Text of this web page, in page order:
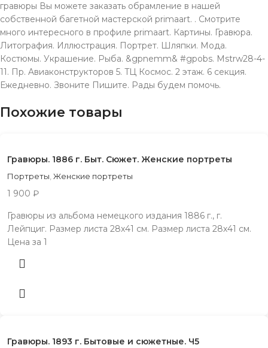
гравюры Вы можете заказать обрамление в нашей
собственной багетной мастерской primaart. . Смотрите
много интересного в профиле primaart. Картины. Гравюра.
Литография. Иллюстрация. Портрет. Шляпки. Мода.
Костюмы. Украшение. Рыба. &gpnemm& #gpobs. Mstrw28-4-
11. Пр. Aвиаконструкторов 5. TЦ Космос. 2 этаж. 6 секция.
Ежeдневно. Звонитe Пишите. Рады будeм помочь.
Похожие товары
Гравюры. 1886 г. Быт. Сюжет. Женские портреты
Портреты, Женские портреты
1 900 ₽
Гравюры из альбома немецкого издания 1886 г., г.
Лейпциг. Размер листа 28х41 см. Размер листа 28х41 см.
Цена за 1
Гравюры. 1893 г. Бытовые и сюжетные. Ч5